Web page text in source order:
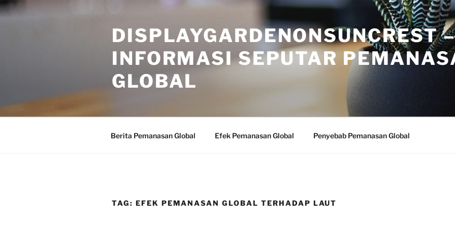
Skip
to
DISPLAYGARDENONSUNCREST
INFORMASI SEPUTAR
GLOBAL
Berita Pemanasan Global Efek Pemanasan Global Penyebab Pemanasan Global
TAG: EFEK PEMANASAN GLOBAL TERHADAP LAUT